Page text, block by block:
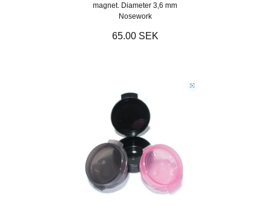
magnet. Diameter 3,6 mm
Nosework
65.00 SEK